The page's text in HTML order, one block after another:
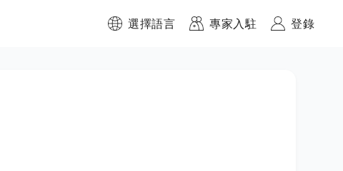
選擇語言 專家入駐 登錄